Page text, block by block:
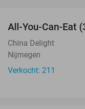
All-You-Can-Eat
China Delight
Nijmegen
Verkocht: 211